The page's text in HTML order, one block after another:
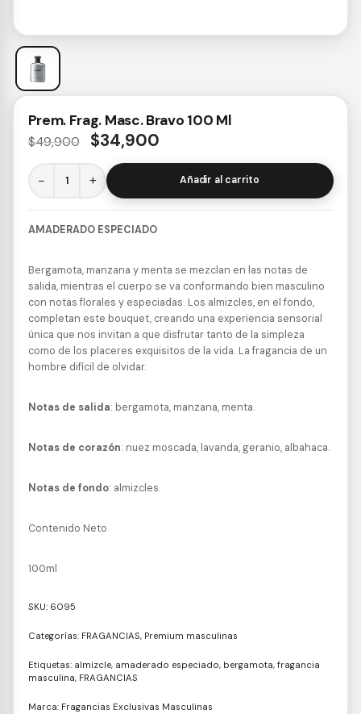
Prem. Frag. Masc. Bravo 100 Ml
$49,900 $34,900
− + Añadir al carrito
AMADERADO ESPECIADO
Bergamota, manzana y menta se mezclan en las notas de
salida, mientras el cuerpo se va conformando bien masculino
con notas florales y especiadas. Los almizcles, en el fondo,
completan este bouquet, creando una experiencia sensorial
única que nos invitan a que disfrutar tanto de la simpleza
como de los placeres exquisitos de la vida. La fragancia de un
hombre difícil de olvidar.
Notas de salida: bergamota, manzana, menta.
Notas de corazón: nuez moscada, lavanda, geranio, albahaca.
Notas de fondo: almizcles.
Contenido Neto
100ml
SKU: 6095
Categorías: FRAGANCIAS, Premium masculinas
Etiquetas: almizcle, amaderado especiado, bergamota, fragancia
masculina, FRAGANCIAS
Marca: Fragancias Exclusivas Masculinas